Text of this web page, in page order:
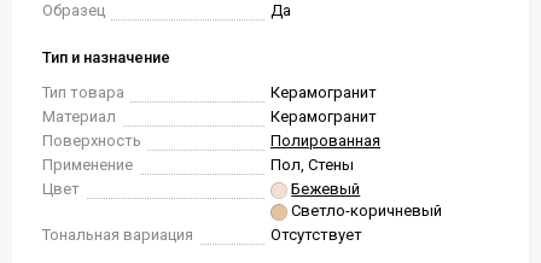
Образец
Да
Тип и назначение
Тип товара
Керамогранит
Материал
Керамогранит
Поверхность
Полированная
Применение
Пол, Стены
Цвет
Бежевый
Светло-коричневый
Тональная вариация
Отсутствует